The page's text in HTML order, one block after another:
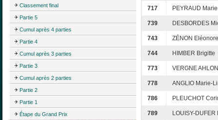
Classement final
Partie 5
Cumul après 4 parties
Partie 4
Cumul après 3 parties
Partie 3
Cumul après 2 parties
Partie 2
Partie 1
Étape du Grand Prix
717 PEYRAUD
739 DESBORDES
743 ZÉNON Eléonore
744 HIMBER Brigitte
773 VERGNE
778 ANGLIO Marie-
786 PLEUCHOT
789 LOUISY-DUFER